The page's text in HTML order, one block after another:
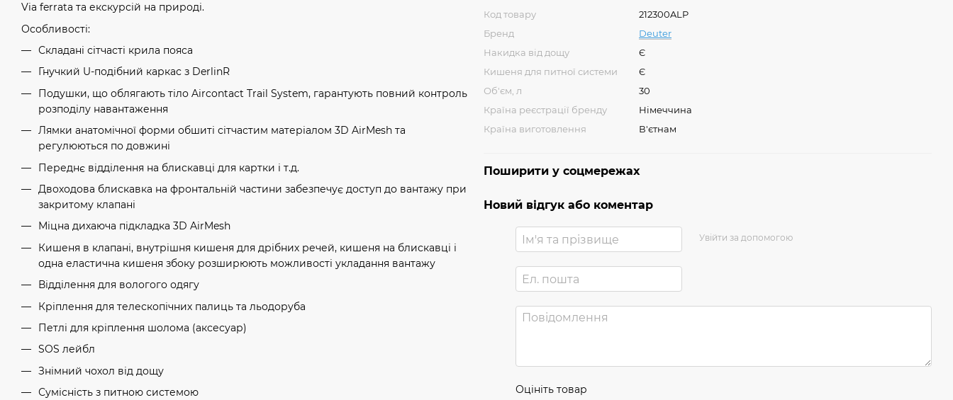
Via ferrata та екскурсій на природі.
Особливості:
Складані сітчасті крила пояса
Гнучкий U-подібний каркас з DerlinR
Подушки, що облягають тіло Aircontact Trail System, гарантують повний контроль
розподілу навантаження
Лямки анатомічної форми обшиті сітчастим матеріалом 3D AirMesh та
регулюються по довжині
Переднє відділення на блискавці для картки і т.д.
Двоходова блискавка на фронтальній частини забезпечує доступ до вантажу при
закритому клапані
Міцна дихаюча підкладка 3D AirMesh
Кишеня в клапані, внутрішня кишеня для дрібних речей, кишеня на блискавці і
одна еластична кишеня збоку розширюють можливості укладання вантажу
Відділення для вологого одягу
Кріплення для телескопічних палиць та льодоруба
Петлі для кріплення шолома (аксесуар)
SOS лейбл
Знімний чохол від дощу
Сумісність з питною системою
Код товару
212300ALP
Бренд
Deuter
Накидка від дощу
Є
Кишеня для питної системи
Є
Об'єм, л
30
Країна реєстрації бренду
Німеччина
Країна виготовлення
В'єтнам
Поширити у соцмережах
Новий відгук або коментар
Увійти за допомогою
Оцініть товар